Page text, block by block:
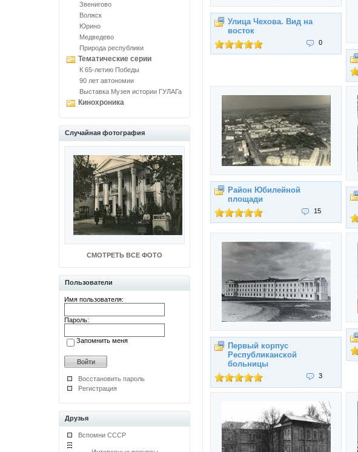
Звенигово
Волжск
Юрино
Медведево
Природа республики
Тематические серии
К 65-летию Победы
90 лет автономии
Выставка Музея истории ГУЛАГа
Кинохроника
Случайная фотография
СМОТРЕТЬ ВСЕ ФОТО
Пользователи
Имя пользователя:
Пароль:
Запомнить меня
Восстановить пароль
Регистрация
Друзья
Вспомни СССР
Улица Чехова. Вид на
восток
0
Район Юбилейной
площади
15
Первый корпус
Республиканской
больницы
3